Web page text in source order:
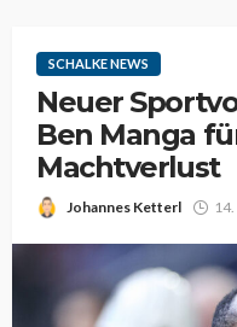
SCHALKE NEWS
Neuer
Ben Manga
Machtverlust
Johannes Ketterl